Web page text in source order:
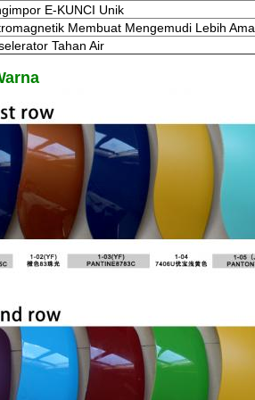
E-KUNCI Unik
Membuat Mengemudi Lebih
Tahan Air